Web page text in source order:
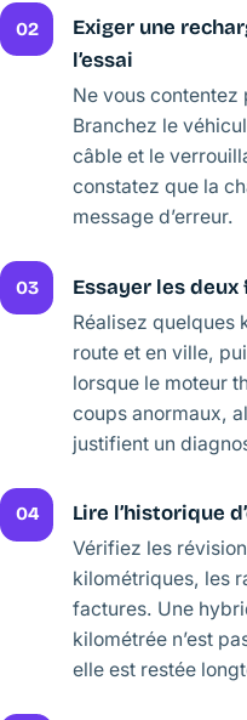
02
Exiger une
l’essai
Ne vous contentez
Branchez le
câble et le
constatez que la
message d’erreur.
03 Essayer les
Réalisez quelques
route et en ville,
lorsque le moteur
coups anormaux,
justifient un
04 Lire l’historique
Vérifiez les
kilométriques, les
factures. Une
kilométrée n’est
elle est restée